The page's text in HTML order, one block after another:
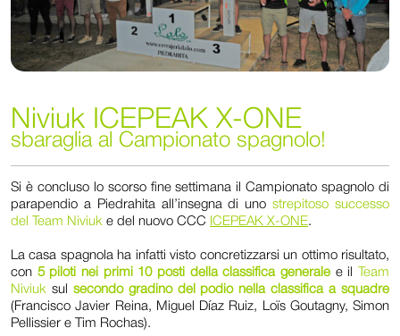
Niviuk ICEPEAK X-ONE
sbaraglia al Campionato spagnolo!
Si è concluso lo scorso fine settimana il Campionato spagnolo di
parapendio a Piedrahita all’insegna di unostrepitoso successo
del Team Niviuk e del nuovo CCC ICEPEAK X-ONE.
La casa spagnola ha infatti visto concretizzarsi un ottimo risultato,
con 5 piloti nei primi 10 posti della classifica generale e ilTeam
Niviuk sul secondo gradino del podio nella classifica a squadre
(Francisco Javier Reina, Miguel Díaz Ruiz, Loïs Goutagny, Simon
Pellissier e Tim Rochas).